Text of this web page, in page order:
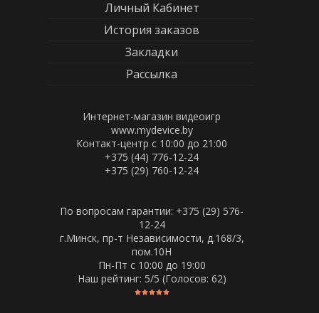
Личный Кабинет
История заказов
Закладки
Рассылка
Интернет-магазин видеоигр
www.mydevice.by
Контакт-центр с 10:00 до 21:00
+375 (44) 776-12-24
+375 (29) 760-12-24
По вопросам гарантии: +375 (29) 576-
12-24
г.Минск, пр-т Независимости, д.168/3,
пом.10Н
Пн-Пт c 10:00 до 19:00
Наш рейтинг: 5/5 (Голосов: 62)